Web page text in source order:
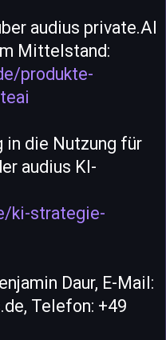
audius private.AI
Mittelstand:
produkte-
in die Nutzung für
audius KI-
ki-strategie-
Daur, E-Mail:
Telefon: +49